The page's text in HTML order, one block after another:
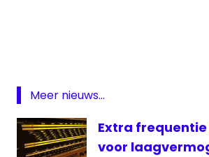
Meer nieuws...
Extra
voor